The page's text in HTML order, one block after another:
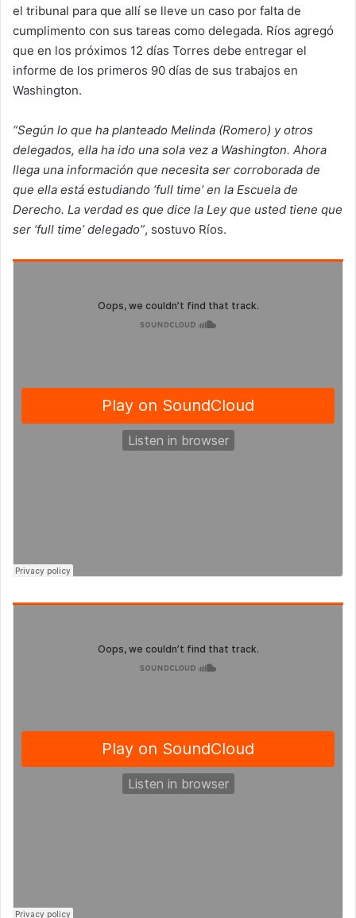
el tribunal para que allí se lleve un caso por falta de
cumplimento con sus tareas como delegada. Ríos agregó
que en los próximos 12 días Torres debe entregar el
informe de los primeros 90 días de sus trabajos en
Washington.
“Según lo que ha planteado Melinda (Romero) y otros
delegados, ella ha ido una sola vez a Washington. Ahora
llega una información que necesita ser corroborada de
que ella está estudiando ‘full time’ en la Escuela de
Derecho. La verdad es que dice la Ley que usted tiene que
ser ‘full time’ delegado”, sostuvo Ríos.